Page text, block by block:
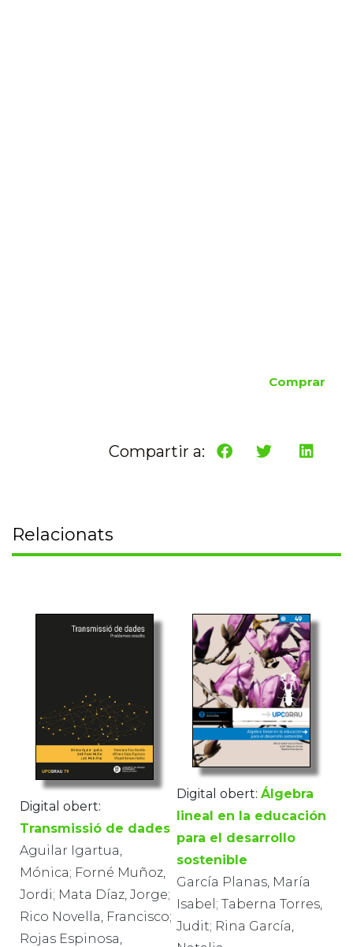
Comprar
Compartir a:
Relacionats
Digital obert:
Transmissió de dades
Aguilar Igartua,
Mónica; Forné Muñoz,
Jordi; Mata Díaz, Jorge;
Rico Novella, Francisco;
Rojas Espinosa,
Digital obert: Álgebra
lineal en la educación
para el desarrollo
sostenible
García Planas, María
Isabel; Taberna Torres,
Judit; Rina García,